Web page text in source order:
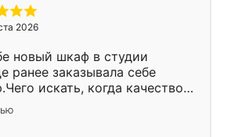
2026
новый шкаф в студии
ранее заказывала себе
искать, когда качеством
Служит кухня уже почти
нет.